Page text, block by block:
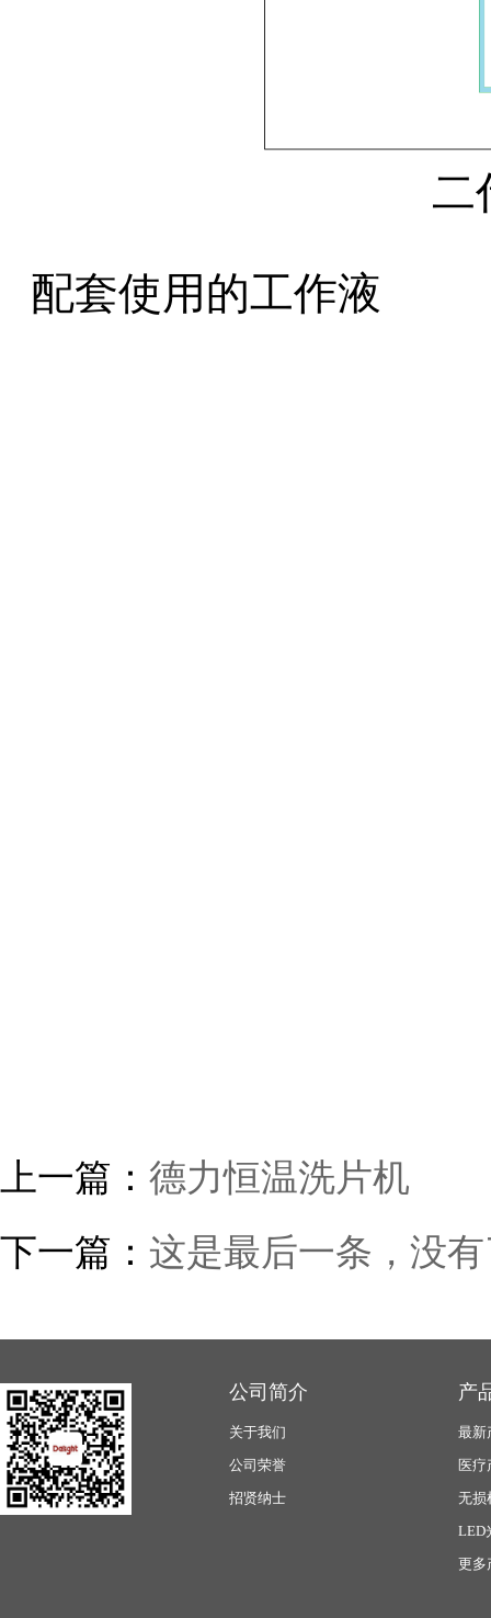
二
配套使用的工作液
上一篇： 德力恒温洗片机
下一篇： 这是最后一条，没
公司简介
关于我们
公司荣誉
招贤纳士
产
最新
医疗
无损
LED
更多